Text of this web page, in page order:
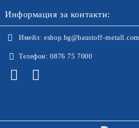
Информация за контакти:
Имейл: eshop.bg@baustoff-metall.com
Телефон: 0876 75 7000